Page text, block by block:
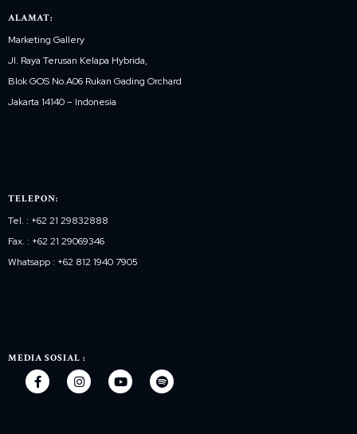
ALAMAT:
Marketing Gallery
Jl. Raya Terusan Kelapa Hybrida,
Blok GOS No.A06 Rukan Gading Orchard
Jakarta 14140 – Indonesia
TELEPON:
Tel. : +62 21 29832888
Fax. : +62 21 29069346
Whatsapp : +62 812 1940 7905
MEDIA SOSIAL :